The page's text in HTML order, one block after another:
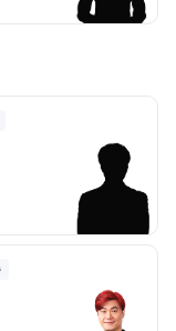
경태 선생님 홈 바로가기
성은 선생님 홈 바로가기